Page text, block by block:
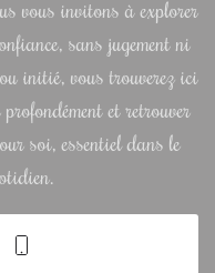
vous invitons à explorer
sans jugement ni
initié, vous trouverez ici
et retrouver
soi, essentiel dans le